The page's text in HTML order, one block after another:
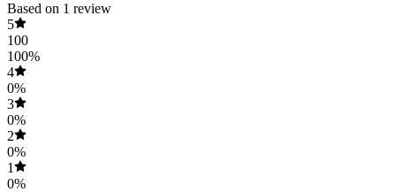
Based on 1 review
5
100
100%
4
0%
3
0%
2
0%
1
0%